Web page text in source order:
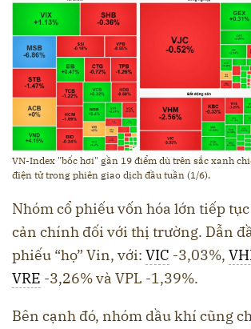
VN-Index "bốc hơi" gần 19 điểm dù trên sắc xanh
điện tử trong phiên giao dịch đầu tuần (1/6).
Nhóm cổ phiếu vốn hóa lớn tiếp
cản chính đối với thị trường. Dẫn
phiếu “họ” Vin, với: VIC -3,03%,
VRE -3,26% và VPL -1,39%.
Bên cạnh đó, nhóm dầu khí cũng